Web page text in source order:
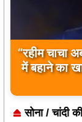
बिलावल
बयान पर
सोना / चांदी